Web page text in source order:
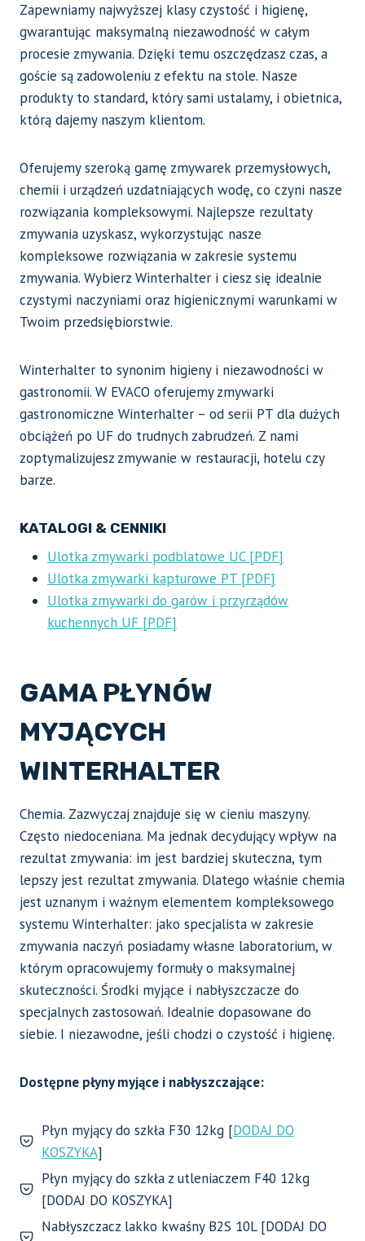
Zapewniamy najwyższej klasy czystość i higienę,
gwarantując maksymalną niezawodność w całym
procesie zmywania. Dzięki temu oszczędzasz czas, a
goście są zadowoleniu z efektu na stole. Nasze
produkty to standard, który sami ustalamy, i obietnica,
którą dajemy naszym klientom.
Oferujemy szeroką gamę zmywarek przemysłowych,
chemii i urządzeń uzdatniających wodę, co czyni nasze
rozwiązania kompleksowymi. Najlepsze rezultaty
zmywania uzyskasz, wykorzystując nasze
kompleksowe rozwiązania w zakresie systemu
zmywania. Wybierz Winterhalter i ciesz się idealnie
czystymi naczyniami oraz higienicznymi warunkami w
Twoim przedsiębiorstwie.
Winterhalter to synonim higieny i niezawodności w
gastronomii. W EVACO oferujemy zmywarki
gastronomiczne Winterhalter – od serii PT dla dużych
obciążeń po UF do trudnych zabrudzeń. Z nami
zoptymalizujesz zmywanie w restauracji, hotelu czy
barze.
KATALOGI & CENNIKI
Ulotka zmywarki podblatowe UC [PDF]
Ulotka zmywarki kapturowe PT [PDF]
Ulotka zmywarki do garów i przyrządów
kuchennych UF [PDF]
GAMA PŁYNÓW
MYJĄCYCH
WINTERHALTER
Chemia. Zazwyczaj znajduje się w cieniu maszyny.
Często niedoceniana. Ma jednak decydujący wpływ na
rezultat zmywania: im jest bardziej skuteczna, tym
lepszy jest rezultat zmywania. Dlatego właśnie chemia
jest uznanym i ważnym elementem kompleksowego
systemu Winterhalter: jako specjalista w zakresie
zmywania naczyń posiadamy własne laboratorium, w
którym opracowujemy formuły o maksymalnej
skuteczności. Środki myjące i nabłyszczacze do
specjalnych zastosowań. Idealnie dopasowane do
siebie. I niezawodne, jeśli chodzi o czystość i higienę.
Dostępne płyny myjące i nabłyszczające:
Płyn myjący do szkła F30 12kg [DODAJ DO
KOSZYKA]
Płyn myjący do szkła z utleniaczem F40 12kg
[DODAJ DO KOSZYKA]
Nabłyszczacz lakko kwaśny B2S 10L [DODAJ DO